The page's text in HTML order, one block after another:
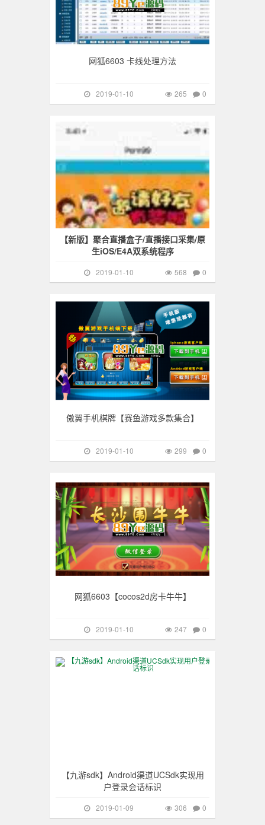
网狐6603 卡线处理方法
2019-01-10 0
265
【新版】聚合直播盒子/直播接口采集/原
生iOS/E4A双系统程序
直播源码 568
2019-01-10 0
568
傲翼手机棋牌【赛鱼游戏多款集合】
手游棋牌 299
2019-01-10 0
299
网狐6603【cocos2d房卡牛牛】
手游棋牌 247
2019-01-10 0
247
【九游sdk】Android渠道UCSdk实现用
户登录会话标识
棋牌教程 306
2019-01-09 0
306